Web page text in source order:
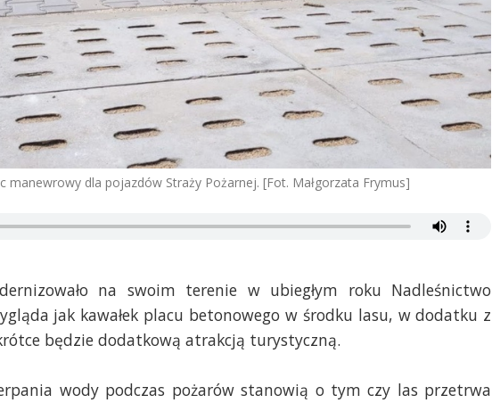
manewrowy dla pojazdów Straży Pożarnej. [Fot. Małgorzata Frymus]
na swoim terenie w ubiegłym roku Nadleśnictwo
jak kawałek placu betonowego w środku lasu, w dodatku z
będzie dodatkową atrakcją turystyczną.
wody podczas pożarów stanowią o tym czy las przetrwa